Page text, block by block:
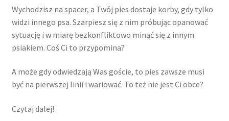
Wychodzisz na spacer, a Twój pies dostaje korby, gdy tylko
widzi innego psa. Szarpiesz się z nim próbując opanować
sytuację i w miarę bezkonfliktowo minąć się z innym
psiakiem. Coś Ci to przypomina?
A może gdy odwiedzają Was goście, to pies zawsze musi
być na pierwszej linii i wariować. To też nie jest Ci obce?
Czytaj dalej!